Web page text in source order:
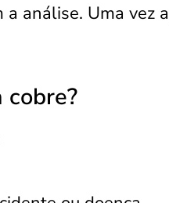
análise. Uma vez